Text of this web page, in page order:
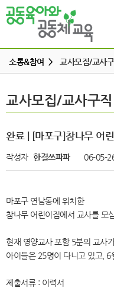
하위
하
하
하위
소통&참여 > 교사모집/교사
공동육아 ing
터전 소식
교사모집/교사
알리고 싶어요
교사모집/교사구직
완료 | [마포구]참나무 어
작성자 한결쓰파파 06-05-
마포구 연남동에 위치한
참나무 어린이집에서 교사를 모
현재 영양교사 포함 5분의 교사
아이들은 25명이 다니고 있고, 6
제출서류 : 이력서